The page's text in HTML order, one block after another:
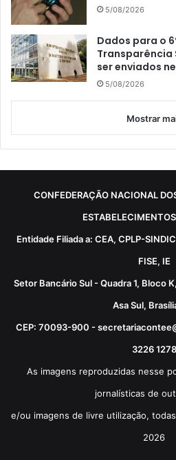
5/08/2026
Dados para o
Transparência
ser enviados
5/08/2026
Mostrar
CONFEDERAÇÃO NACIONAL
Entidade Filiada a: CEA, CPLP-
FISE, IE
Setor Bancário Sul - Quadra 1, Bloco
Asa Sul,
CEP: 70093-900 -
3226 1278
As imagens reproduzidas nesse
jornalísticas de
e/ou imagens de livre utilização,
2026